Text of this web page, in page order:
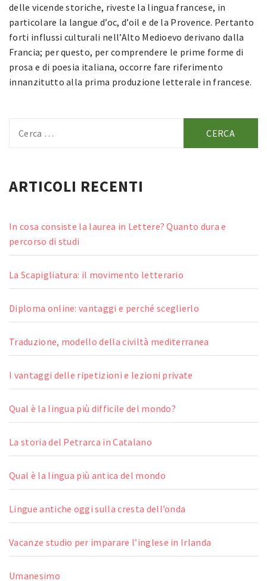
delle vicende storiche, riveste la lingua francese, in
particolare la langue d’oc, d’oil e de la Provence. Pertanto
forti influssi culturali nell’Alto Medioevo derivano dalla
Francia; per questo, per comprendere le prime forme di
prosa e di poesia italiana, occorre fare riferimento
innanzitutto alla prima produzione letterale in francese.
per:
ARTICOLI RECENTI
In cosa consiste la laurea in Lettere? Quanto dura e
percorso di studi
La Scapigliatura: il movimento letterario
Diploma online: vantaggi e perché sceglierlo
Traduzione, modello della civiltà mediterranea
I vantaggi delle ripetizioni e lezioni private
Qual è la lingua più difficile del mondo?
La storia del Petrarca in Catalano
Qual è la lingua più antica del mondo
Lingue antiche oggi sulla cresta dell’onda
Vacanze studio per imparare l’inglese in Irlanda
Umanesimo